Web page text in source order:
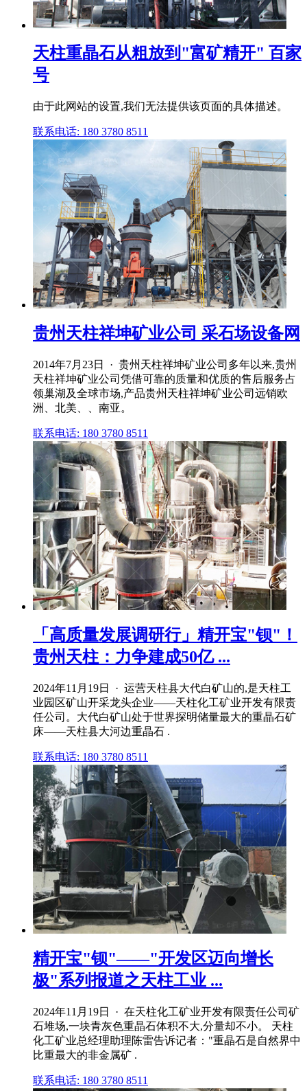
天柱重晶石从粗放到"富矿精开" 百家
号
由于此网站的设置,我们无法提供该页面的具体描述。
联系电话: 180 3780 8511
贵州天柱祥坤矿业公司 采石场设备网
2014年7月23日 · 贵州天柱祥坤矿业公司多年以来,贵州
天柱祥坤矿业公司凭借可靠的质量和优质的售后服务占
领巢湖及全球市场,产品贵州天柱祥坤矿业公司远销欧
洲、北美、、南亚。
联系电话: 180 3780 8511
「高质量发展调研行」精开宝"钡"！
贵州天柱：力争建成50亿 ...
2024年11月19日 · 运营天柱县大代白矿山的,是天柱工
业园区矿山开采龙头企业——天柱化工矿业开发有限责
任公司。大代白矿山处于世界探明储量最大的重晶石矿
床——天柱县大河边重晶石 .
联系电话: 180 3780 8511
精开宝"钡"——"开发区迈向增长
极"系列报道之天柱工业 ...
2024年11月19日 · 在天柱化工矿业开发有限责任公司矿
石堆场,一块青灰色重晶石体积不大,分量却不小。 天柱
化工矿业总经理助理陈雷告诉记者："重晶石是自然界中
比重最大的非金属矿 .
联系电话: 180 3780 8511